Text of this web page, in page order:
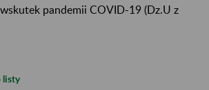
pandemii COVID-19 (Dz.U z
listy